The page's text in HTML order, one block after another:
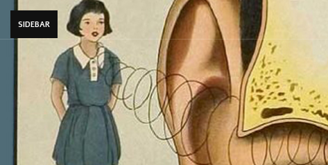
SIDEBAR